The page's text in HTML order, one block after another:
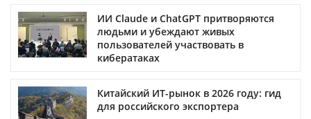
ИИ Claude и ChatGPT притворяются
людьми и убеждают живых
пользователей участвовать в
кибератаках
Китайский ИТ-рынок в 2026 году: гид
для российского экспортера